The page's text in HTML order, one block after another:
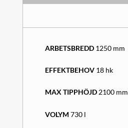
ARBETSBREDD1250 mm
EFFEKTBEHOV18 hk
MAX TIPPHÖJD2100 mm
VOLYM 730 l